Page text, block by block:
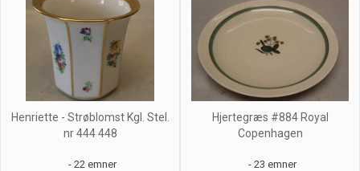
Henriette - Strøblomst Kgl. Stel.
nr 444 448
- 22 emner
Hjertegræs #884 Royal
Copenhagen
- 23 emner